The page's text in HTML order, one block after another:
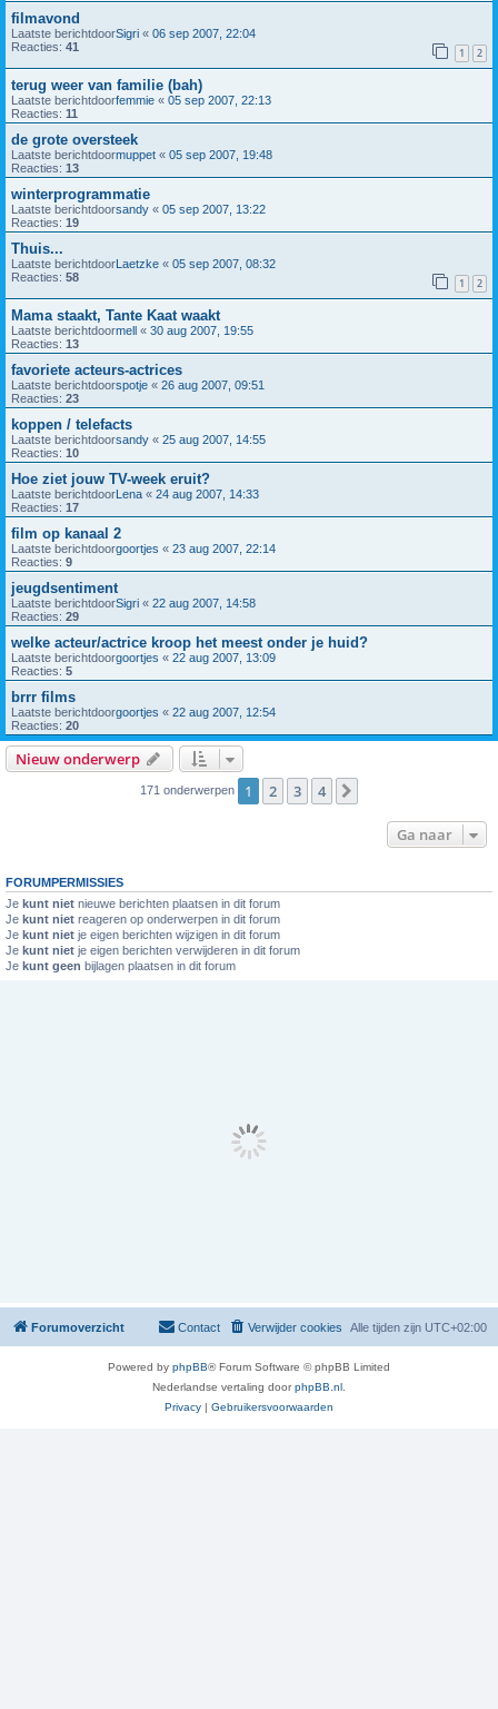
filmavond
Laatste berichtdoorSigri « 06 sep 2007, 22:04
Reacties: 41 1 2
terug weer van familie (bah)
Laatste berichtdoorfemmie « 05 sep 2007, 22:13
Reacties: 11
de grote oversteek
Laatste berichtdoormuppet « 05 sep 2007, 19:48
Reacties: 13
winterprogrammatie
Laatste berichtdoorsandy « 05 sep 2007, 13:22
Reacties: 19
Thuis...
Laatste berichtdoorLaetzke « 05 sep 2007, 08:32
Reacties: 58 1 2
Mama staakt, Tante Kaat waakt
Laatste berichtdoormell « 30 aug 2007, 19:55
Reacties: 13
favoriete acteurs-actrices
Laatste berichtdoorspotje « 26 aug 2007, 09:51
Reacties: 23
koppen / telefacts
Laatste berichtdoorsandy « 25 aug 2007, 14:55
Reacties: 10
Hoe ziet jouw TV-week eruit?
Laatste berichtdoorLena « 24 aug 2007, 14:33
Reacties: 17
film op kanaal 2
Laatste berichtdoorgoortjes « 23 aug 2007, 22:14
Reacties: 9
jeugdsentiment
Laatste berichtdoorSigri « 22 aug 2007, 14:58
Reacties: 29
welke acteur/actrice kroop het meest onder je huid?
Laatste berichtdoorgoortjes « 22 aug 2007, 13:09
Reacties: 5
brrr films
Laatste berichtdoorgoortjes « 22 aug 2007, 12:54
Reacties: 20
Nieuw onderwerp
171 onderwerpen 1 2 3 4
Ga naar
FORUMPERMISSIES
Je kunt niet nieuwe berichten plaatsen in dit forum
Je kunt niet reageren op onderwerpen in dit forum
Je kunt niet je eigen berichten wijzigen in dit forum
Je kunt niet je eigen berichten verwijderen in dit forum
Je kunt geen bijlagen plaatsen in dit forum
Forumoverzicht Alle tijden zijn UTC+02:00
Verwijder cookies
Contact
Powered by phpBB® Forum Software © phpBB Limited
Nederlandse vertaling doorphpBB.nl
Privacy | Gebruikersvoorwaarden